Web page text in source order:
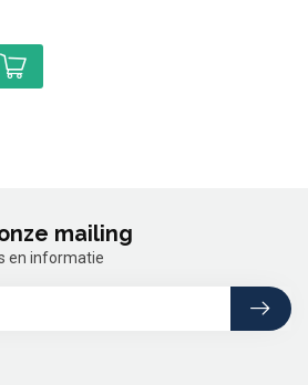
mailing
en informatie